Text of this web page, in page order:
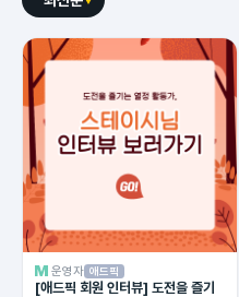
운영자 애드픽
[애드픽 회원 인터뷰] 도전을 즐기